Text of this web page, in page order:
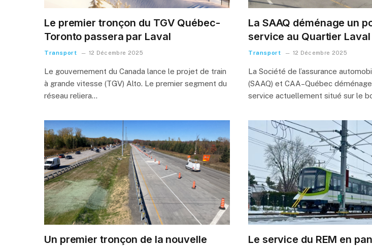
Le premier tronçon du TGV Québec-
Toronto passera par Laval
Transport 12 Décembre 2025
Le gouvernement du Canada lance le projet de train
à grande vitesse (TGV) Alto. Le premier segment du
réseau reliera…
La SAAQ déménage un
service au Quartier Laval
Transport 12 Décembre 2025
La Société de l’assurance
(SAAQ) et CAA–Québec
service actuellement situé sur le
Un premier tronçon de la nouvelle
Le service du REM en